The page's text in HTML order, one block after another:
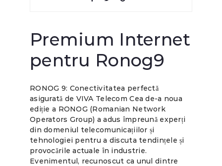
Premium Internet
pentru Ronog9
RONOG 9: Conectivitatea perfectă
asigurată de VIVA Telecom Cea de-a noua
ediție a RONOG (Romanian Network
Operators Group) a adus împreună experți
din domeniul telecomunicațiilor și
tehnologiei pentru a discuta tendințele și
provocările actuale în industrie.
Evenimentul, recunoscut ca unul dintre